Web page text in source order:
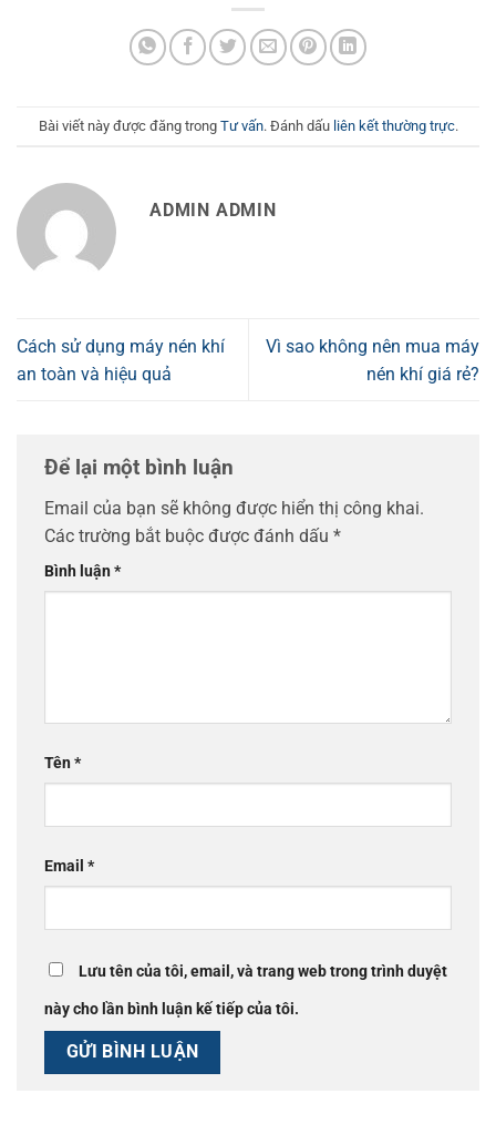
Bài viết này được đăng trong Tư vấn. Đánh dấu liên kết thường trực.
ADMIN ADMIN
Cách sử dụng máy nén khí
an toàn và hiệu quả
Vì sao không nên mua máy
nén khí giá rẻ?
Để lại một bình luận
Email của bạn sẽ không được hiển thị công khai.
Các trường bắt buộc được đánh dấu *
Bình luận*
Tên*
Email *
Lưu tên của tôi, email, và trang web trong trình duyệt
này cho lần bình luận kế tiếp của tôi.